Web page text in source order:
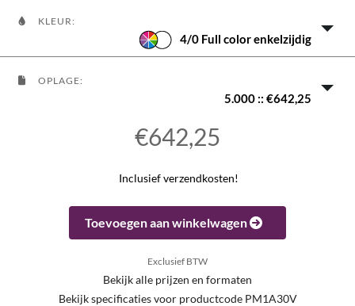
KLEUR:
4/0 Full color enkelzijdig
OPLAGE:
5.000 :: €642,25
€642,25
Inclusief verzendkosten!
Toevoegen aan winkelwagen
Exclusief BTW
Bekijk alle prijzen en formaten
Bekijk specificaties voor productcode PM1A30V